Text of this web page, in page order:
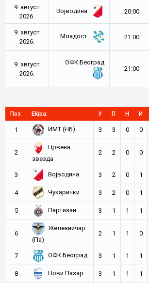
9. август
2026.
Војводина 20:00
9. август
2026.
Младост
21:00
9. август
2026.
ОФК Београд
21:00
Поз: Ekipa: У П Н И
1 ИМТ (НБ) 3 3 0 0
2
Црвена
звезда
2 2 0 0
3 Војводина 3 2 0 1
4 Чукарички 3 2 0 1
5 Партизан 3 1 1 1
6
Железничар
(Па)
2 1 1 0
7 ОФК Београд 3 1 1 1
8 Нови Пазар 3 1 1 1